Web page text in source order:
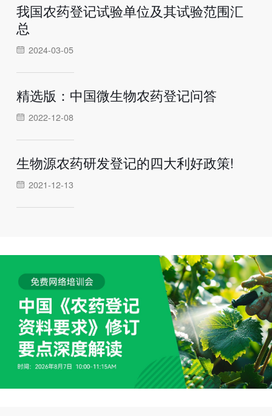
我国农药登记试验单位及其试验范围汇
总
2024-03-05
精选版：中国微生物农药登记问答
2022-12-08
生物源农药研发登记的四大利好政策!
2021-12-13